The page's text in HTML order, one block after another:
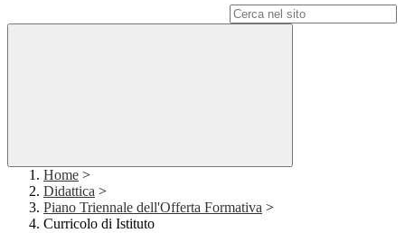
Home >
Didattica >
Piano Triennale dell'Offerta Formativa >
Curricolo di Istituto